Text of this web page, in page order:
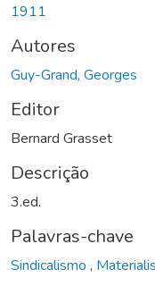
1911
Autores
Guy-Grand, Georges
Editor
Bernard Grasset
Descrição
3.ed.
Palavras-chave
Sindicalismo ,